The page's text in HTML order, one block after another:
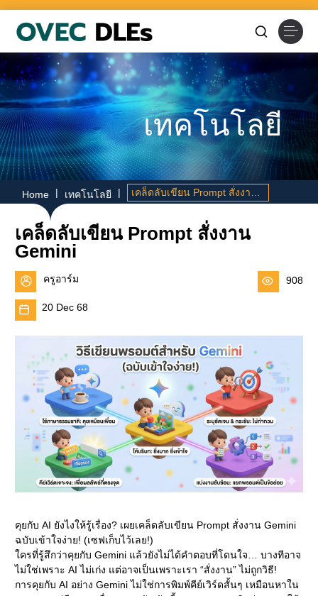
content
เทคโนโลยี
Home | เทคโนโลยี |
เคล็ดลับเขียน Prompt สั่งงาน
Gemini
ครูอาร์ม
20 Dec 68
908
คุยกับ AI ยังไงให้รู้เรื่อง? เผยเคล็ดลับเขียน Prompt สั่งงาน Gemini
ฉบับเข้าใจง่าย! (เซฟเก็บไว้เลย!)
ใครที่รู้สึกว่าคุยกับ Gemini แล้วยังไม่ได้คำตอบที่โดนใจ… บางทีอาจ
ไม่ใช่เพราะ AI ไม่เก่ง แต่อาจเป็นเพราะเรา “สั่งงาน” ไม่ถูกวิธี!
การคุยกับ AI อย่าง Gemini ไม่ใช่การพิมพ์คีย์เวิร์ดสั้นๆ เหมือนหาใน